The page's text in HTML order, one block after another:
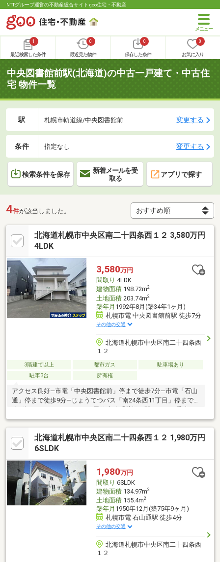
NTTグループ運営の不動産総合サイト goo住宅・不動産
1
最近検索した条件
0
最近見た物件
0
保存した条件
0
お気に入り
中央図書館前駅(北海道)の中古一戸建て・中古住
宅 物件一覧
駅 札幌市軌道線/中央図書館前 変更する
条件 指定なし 変更する
検索条件を保存
新着メールを受
取る
アプリで探す
4件が該当しました。
北海道札幌市中央区南二十四条西１２ 3,580万円
4LDK
3,580万円
間取り 4LDK
建物面積198.72m2
土地面積203.74m2
築年月 1992年8月(築34年1ヶ月)
札幌市電 中央図書館前駅 徒歩7分
その他の交通
北海道札幌市中央区南二十四条西
１２
3階建て以上 都市ガス
駐車場あり
駐車3台
所有権
アクセス良好―市電「中央図書館前」停まで徒歩7分―市電「石山
通」停まで徒歩9分―じょうてつバス「南24条西11丁目」停まで徒
分―じょうてつバス「南24条西11丁目」停まで徒歩4
分、 地下鉄南北線「すすきの」駅までバス乗車17分■
敷地面積：203.74㎡（61.63坪）■建物面積：198.72㎡（60.11坪）
■1992年8月築 ■木・鉄筋コンクリート造 3階建■間取り：
インガレージ2台分■給湯・暖房：灯油
北海道札幌市中央区南二十四条西１２ 1,980万円
6SLDK
1,980万円
間取り 6SLDK
建物面積134.97m2
土地面積155.4m2
築年月 1950年12月(築75年9ヶ月)
札幌市電 石山通駅 徒歩4分
その他の交通
北海道札幌市中央区南二十四条西
１２